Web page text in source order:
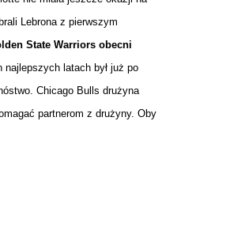
Lebrona z pierwszym
State Warriors obecni
latach był już po
Chicago Bulls drużyna
partnerom z drużyny. Oby